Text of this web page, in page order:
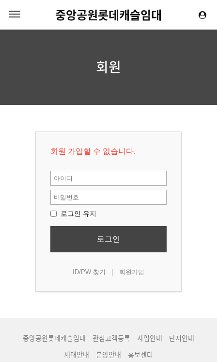
중앙공원롯데캐슬임대
회원
회원 가입할 수 없습니다.
로그인 유지
로그인
ID/PW 찾기 | 회원가입
중앙공원롯데캐슬임대 관심고객등록 사업안내
단지안내
세대안내
분양안내 홍보센터